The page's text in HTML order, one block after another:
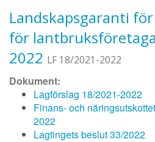
Landskapsgaranti
för
2022 LF 18/2021-2022
Dokument:
Lagförslag 18/2021-2022
Finans- och
2022
Lagtingets beslut 33/2022